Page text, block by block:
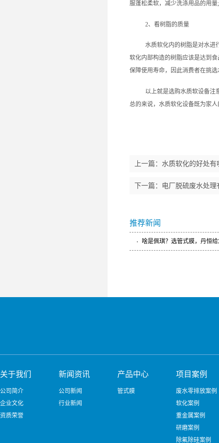
服蓬松柔软，减少洗涤用品的用
2、看树脂的质量
水质软化内的树脂是对水进
软化内部构造的树脂应该是达到
保障使用寿命，因此消费者在挑
以上就是选购水质软设备注
总的来说，水质软化设备既为家
上一篇： 水质软化的好处有
下一篇： 电厂脱硫废水处
推荐新闻
啥是佩琪？选管式膜，丹恒
关于我们
公司简介
企业文化
资质荣誉
新闻资讯
公司新闻
行业新闻
产品中心
管式膜
项目案例
废水零排放案例
软化案例
重金属案例
研磨案例
除氟除硅案例